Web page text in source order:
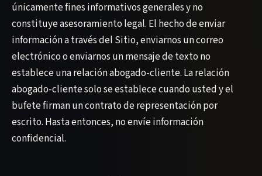
únicamente fines informativos generales y no
constituye asesoramiento legal. El hecho de enviar
información a través del Sitio, enviarnos un correo
electrónico o enviarnos un mensaje de texto no
establece una relación abogado-cliente. La relación
abogado-cliente solo se establece cuando usted y el
bufete firman un contrato de representación por
escrito. Hasta entonces, no envíe información
confidencial.